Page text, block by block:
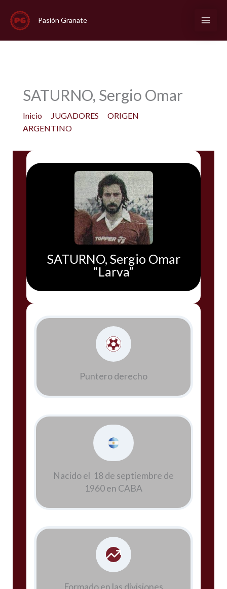
contenido
Pasión Granate
SATURNO, Sergio Omar
Inicio JUGADORES
ORIGEN
ARGENTINO
SATURNO, Sergio Omar
“Larva”
Puntero derecho
Nacido el 18 de septiembre de
1960 en CABA
Formado en las divisiones